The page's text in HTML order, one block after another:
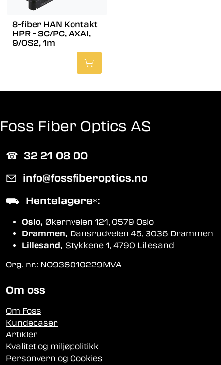
8-fiber HAN Kontakt
HPR - SC/PC, AXAI,
9/OS2, 1m
Foss Fiber Optics AS
☎︎ 32 21 08 00
✉ info@fossfiberoptics.no
⛟ Hentelagere*:
Oslo, Økernveien 121, 0579 Oslo
Drammen, Dansrudveien 45, 3036 Drammen
Lillesand, Stykkene 1, 4790 Lillesand
Org. nr.: NO936010229MVA
Om oss
Om Foss
Kundecaser
Artikler
Kvalitet og miljøpolitikk
Personvern og Cookies